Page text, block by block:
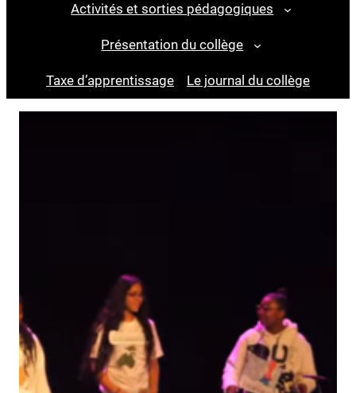
Activités et sorties pédagogiques
Présentation du collège
Taxe d’apprentissage Le journal du collège